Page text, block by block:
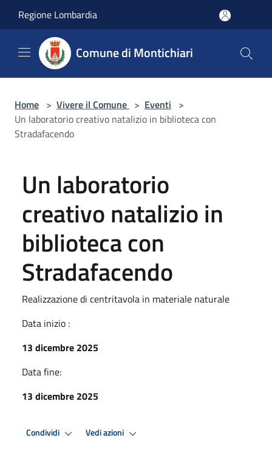
Regione Lombardia
Comune di Montichiari
Home > Vivere il Comune > Eventi >
Un laboratorio creativo natalizio in biblioteca con
Stradafacendo
Un laboratorio
creativo natalizio in
biblioteca con
Stradafacendo
Realizzazione di centritavola in materiale naturale
Data inizio :
13 dicembre 2025
Data fine:
13 dicembre 2025
Condividi Vedi azioni